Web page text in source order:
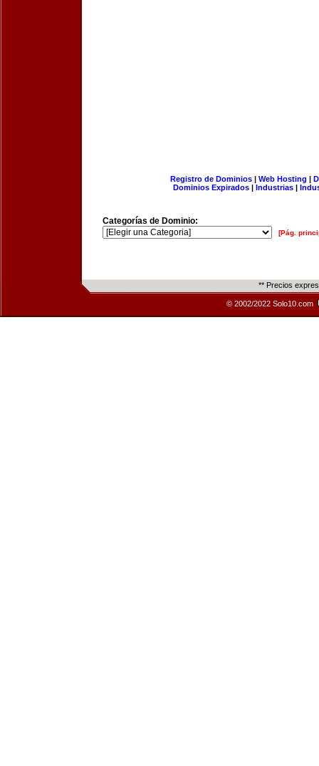
Registro de Dominios| Web Hosting |
Dominios Expirados | Industrias |
Categorías de Dominio:
[Pág.
** Precios
© 2002/2022 Solo10.com